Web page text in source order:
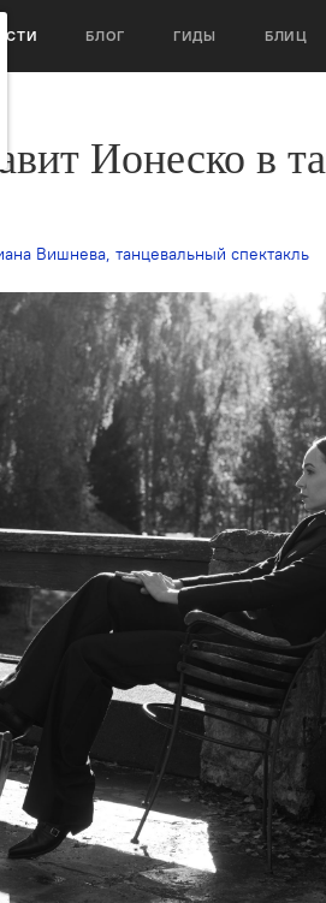
БЛОГ ГИДЫ БЛИЦ
Ионеско в
Вишнева, танцевальный спектакль